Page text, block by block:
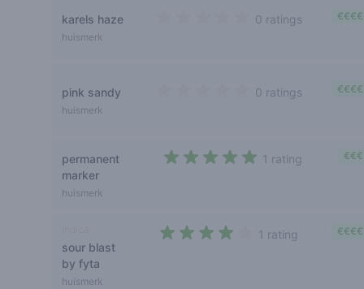
karels haze
huismerk
0 ratings €€€€
pink sandy
huismerk
0 ratings €€€€
permanent
marker
huismerk
1 rating €€€
sour blast
by fyta
huismerk
1 rating €€€€